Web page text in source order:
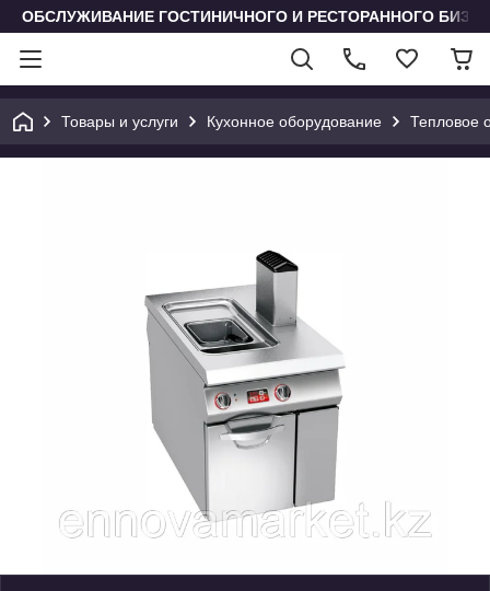
ОБСЛУЖИВАНИЕ ГОСТИНИЧНОГО И РЕСТОРАННОГО
Товары и услуги Кухонное оборудование Тепловое